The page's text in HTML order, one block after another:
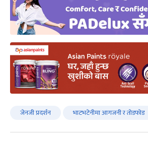
जेनजी प्रदर्शन भाटभटेनीमा आगजनी र तोडफोड